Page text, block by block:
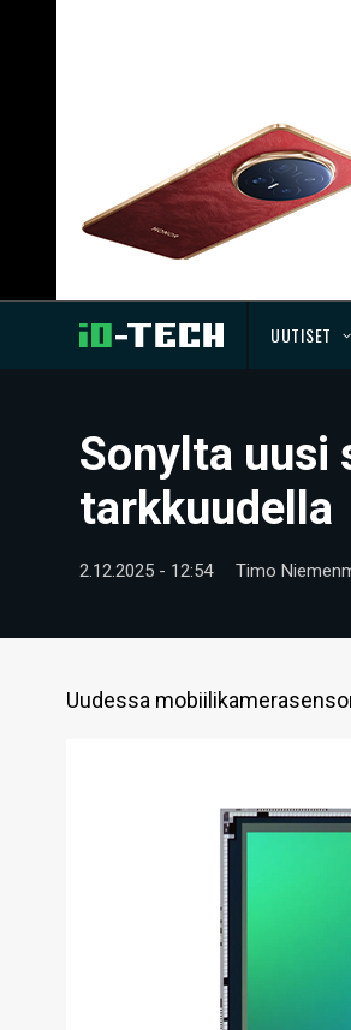
UUTISET
Sonylta uusi
tarkkuudella
2.12.2025 - 12:54 Timo
Uudessa